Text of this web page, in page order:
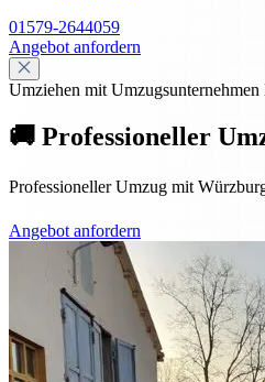
01579-2644059
Angebot anfordern
Umziehen mit
🚚 Professioneller
Professioneller Umzug mit
Angebot anfordern